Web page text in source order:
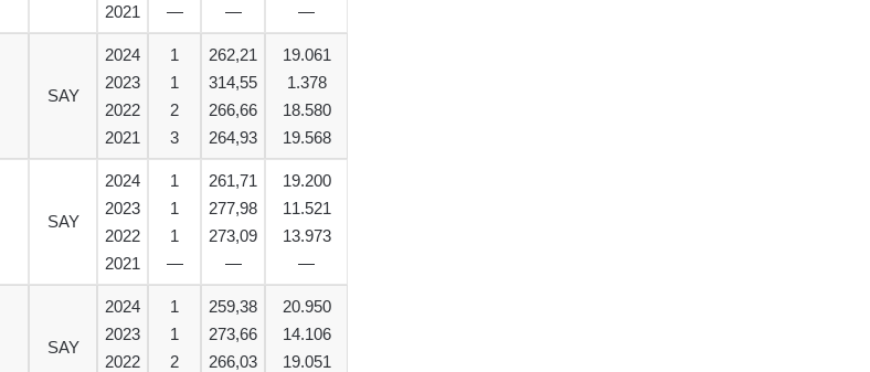
2021
—
—
—
SAY
2024
2023
2022
2021
1
1
2
3
262,21
314,55
266,66
264,93
19.061
1.378
18.580
19.568
SAY
2024
2023
2022
2021
1
1
1
—
261,71
277,98
273,09
—
19.200
11.521
13.973
—
SAY
2024
2023
2022
1
1
2
259,38
273,66
266,03
20.950
14.106
19.051